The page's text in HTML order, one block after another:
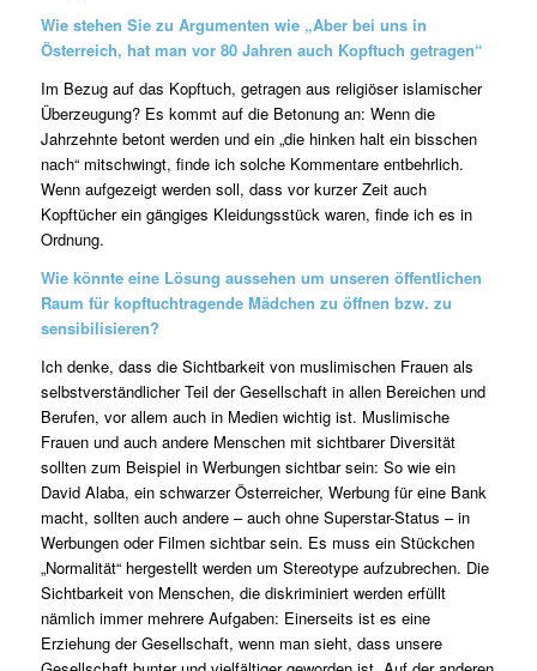
Wie stehen Sie zu Argumenten wie „Aber bei uns in
Österreich, hat man vor 80 Jahren auch Kopftuch getragen“
Im Bezug auf das Kopftuch, getragen aus religiöser islamischer
Überzeugung? Es kommt auf die Betonung an: Wenn die
Jahrzehnte betont werden und ein „die hinken halt ein bisschen
nach“ mitschwingt, finde ich solche Kommentare entbehrlich.
Wenn aufgezeigt werden soll, dass vor kurzer Zeit auch
Kopftücher ein gängiges Kleidungsstück waren, finde ich es in
Ordnung.
Wie könnte eine Lösung aussehen um unseren öffentlichen
Raum für kopftuchtragende Mädchen zu öffnen bzw. zu
sensibilisieren?
Ich denke, dass die Sichtbarkeit von muslimischen Frauen als
selbstverständlicher Teil der Gesellschaft in allen Bereichen und
Berufen, vor allem auch in Medien wichtig ist. Muslimische
Frauen und auch andere Menschen mit sichtbarer Diversität
sollten zum Beispiel in Werbungen sichtbar sein: So wie ein
David Alaba, ein schwarzer Österreicher, Werbung für eine Bank
macht, sollten auch andere – auch ohne Superstar-Status – in
Werbungen oder Filmen sichtbar sein. Es muss ein Stückchen
„Normalität“ hergestellt werden um Stereotype aufzubrechen. Die
Sichtbarkeit von Menschen, die diskriminiert werden erfüllt
nämlich immer mehrere Aufgaben: Einerseits ist es eine
Erziehung der Gesellschaft, wenn man sieht, dass unsere